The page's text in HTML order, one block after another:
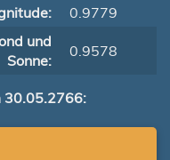
0.9779
und
Sonne:
0.9578
30.05.2766: